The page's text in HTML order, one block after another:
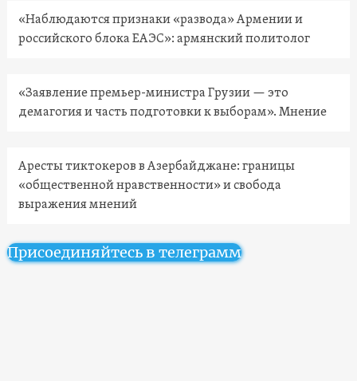
«Наблюдаются признаки «развода» Армении и
российского блока ЕАЭС»: армянский политолог
«Заявление премьер-министра Грузии — это
демагогия и часть подготовки к выборам». Мнение
Аресты тиктокеров в Азербайджане: границы
«общественной нравственности» и свобода
выражения мнений
Присоединяйтесь в телеграмм